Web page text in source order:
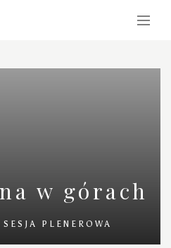
w górach
SESJA PLENEROWA